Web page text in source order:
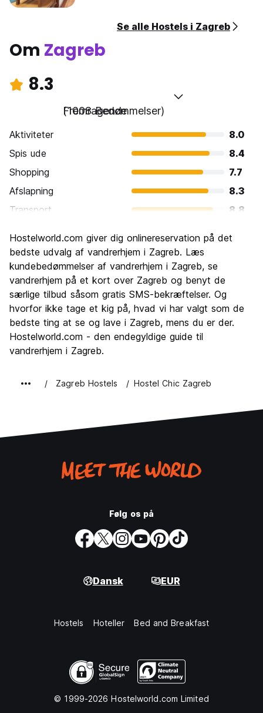
Se alle Hostels i Zagreb
Om Zagreb
8.3
Fremragende
(1008 Bedømmelser)
Aktiviteter
8.0
Spis ude
8.4
Shopping
7.7
Afslapning
8.3
Transport
8.8
Kultur
Fester
Værdi for pengene
Hostelworld.com giver dig onlinereservation på det
bedste udvalg af vandrerhjem i Zagreb. Læs
kundebedømmelser af vandrerhjem i Zagreb, se
vandrerhjem på et kort over Zagreb og benyt de
særlige tilbud såsom gratis SMS-bekræftelser. Og
hvorfor ikke tage et kig på, hvad vi har valgt som de
bedste ting at se og lave i Zagreb, mens du er der.
Hostelworld.com - den endegyldige guide til
vandrerhjem i Zagreb.
Zagreb Hostels Hostel Chic Zagreb
Følg os på
Dansk EUR
Hostels Hoteller Bed and Breakfast
© 1999-2026 Hostelworld.com Limited